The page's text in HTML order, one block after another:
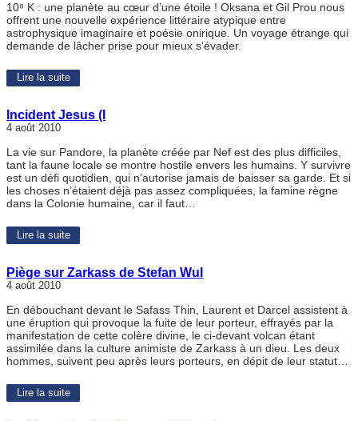
10⁸ K : une planète au cœur d’une étoile ! Oksana et Gil Prou nous
offrent une nouvelle expérience littéraire atypique entre
astrophysique imaginaire et poésie onirique. Un voyage étrange qui
demande de lâcher prise pour mieux s’évader.
Lire la suite
Incident Jesus (l
4 août 2010
La vie sur Pandore, la planète créée par Nef est des plus difficiles,
tant la faune locale se montre hostile envers les humains. Y survivre
est un défi quotidien, qui n’autorise jamais de baisser sa garde. Et si
les choses n’étaient déjà pas assez compliquées, la famine règne
dans la Colonie humaine, car il faut…
Lire la suite
Piège sur Zarkass de Stefan Wul
4 août 2010
En débouchant devant le Safass Thin, Laurent et Darcel assistent à
une éruption qui provoque la fuite de leur porteur, effrayés par la
manifestation de cette colère divine, le ci-devant volcan étant
assimilée dans la culture animiste de Zarkass à un dieu. Les deux
hommes, suivent peu après leurs porteurs, en dépit de leur statut…
Lire la suite